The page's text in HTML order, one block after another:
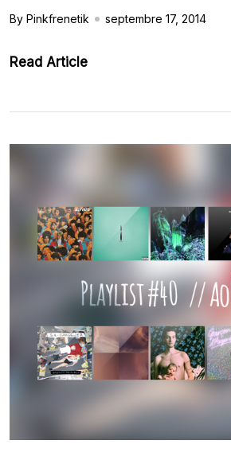
By Pinkfrenetik septembre 17, 2014
Read Article